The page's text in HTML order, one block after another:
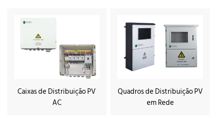
Caixas de Distribuição PV
AC
Quadros de Distribuição PV
em Rede